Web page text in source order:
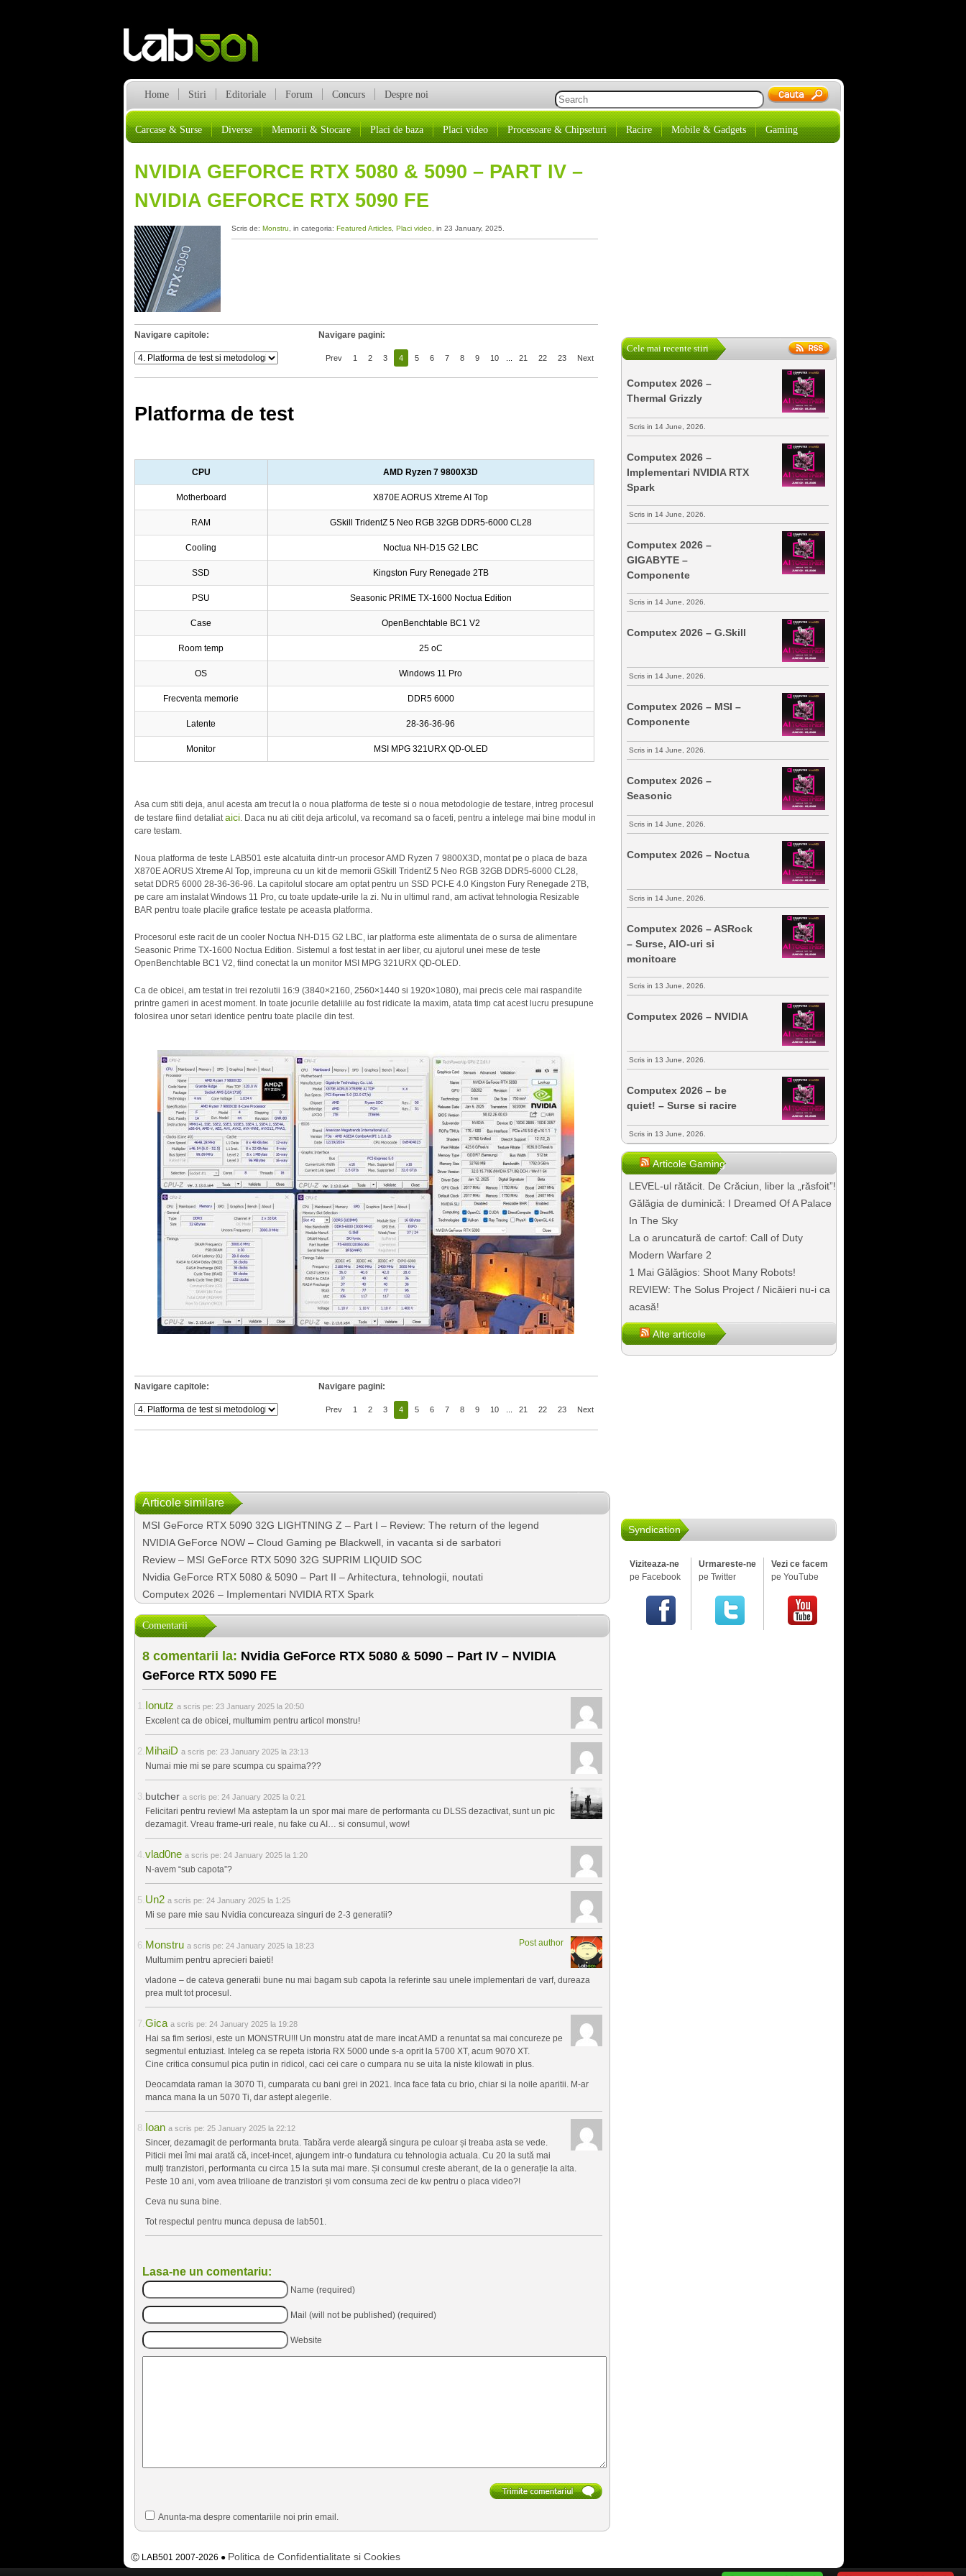
Home Stiri Editoriale Forum Concurs Despre noi
Carcase & Surse Diverse Memorii & Stocare Placi de baza Placi video Procesoare & Chipseturi Racire Mobile & Gadgets Gaming
NVIDIA GEFORCE RTX 5080 & 5090 – PART IV –
NVIDIA GEFORCE RTX 5090 FE
Scris de: Monstru , in categoria: Featured Articles, Placi video, in 23 January, 2025.
Navigare capitole: Navigare pagini:
Prev 1 2 3 4 5 6 7 8 9 10 21 22 23 Next
Platforma de test
CPU AMD Ryzen 7 9800X3D
Motherboard X870E AORUS Xtreme AI Top
RAM GSkill TridentZ 5 Neo RGB 32GB DDR5-6000 CL28
Cooling Noctua NH-D15 G2 LBC
SSD Kingston Fury Renegade 2TB
PSU Seasonic PRIME TX-1600 Noctua Edition
Case OpenBenchtable BC1 V2
Room temp 25 oC
OS Windows 11 Pro
Frecventa memorie DDR5 6000
Latente 28-36-36-96
Monitor MSI MPG 321URX QD-OLED
Asa cum stiti deja, anul acesta am trecut la o noua platforma de teste si o noua metodologie de testare, intreg procesul
de testare fiind detaliataici. Daca nu ati citit deja articolul, va recomand sa o faceti, pentru a intelege mai bine modul in
care testam.
Noua platforma de teste LAB501 este alcatuita dintr-un procesor AMD Ryzen 7 9800X3D, montat pe o placa de baza
X870E AORUS Xtreme AI Top, impreuna cu un kit de memorii GSkill TridentZ 5 Neo RGB 32GB DDR5-6000 CL28,
setat DDR5 6000 28-36-36-96. La capitolul stocare am optat pentru un SSD PCI-E 4.0 Kingston Fury Renegade 2TB,
pe care am instalat Windows 11 Pro, cu toate update-urile la zi. Nu in ultimul rand, am activat tehnologia Resizable
BAR pentru toate placile grafice testate pe aceasta platforma.
Procesorul este racit de un cooler Noctua NH-D15 G2 LBC, iar platforma este alimentata de o sursa de alimentare
Seasonic Prime TX-1600 Noctua Edition. Sistemul a fost testat in aer liber, cu ajutorul unei mese de teste
OpenBenchtable BC1 V2, fiind conectat la un monitor MSI MPG 321URX QD-OLED.
Ca de obicei, am testat in trei rezolutii 16:9 (3840×2160, 2560×1440 si 1920×1080), mai precis cele mai raspandite
printre gameri in acest moment. In toate jocurile detaliile au fost ridicate la maxim, atata timp cat acest lucru presupune
folosirea unor setari identice pentru toate placile din test.
Navigare capitole: Navigare pagini:
Prev 1 2 3 4 5 6 7 8 9 10 21 22 23 Next
Articole similare
MSI GeForce RTX 5090 32G LIGHTNING Z – Part I – Review: The return of the legend
NVIDIA GeForce NOW – Cloud Gaming pe Blackwell, in vacanta si de sarbatori
Review – MSI GeForce RTX 5090 32G SUPRIM LIQUID SOC
Nvidia GeForce RTX 5080 & 5090 – Part II – Arhitectura, tehnologii, noutati
Computex 2026 – Implementari NVIDIA RTX Spark
Comentarii
8 comentarii la: Nvidia GeForce RTX 5080 & 5090 – Part IV – NVIDIA
GeForce RTX 5090 FE
Ionutz a scris pe: 23 January 2025 la 20:50
Excelent ca de obicei, multumim pentru articol monstru!
MihaiD a scris pe: 23 January 2025 la 23:13
Numai mie mi se pare scumpa cu spaima???
butcher a scris pe: 24 January 2025 la 0:21
Felicitari pentru review! Ma asteptam la un spor mai mare de performanta cu DLSS dezactivat, sunt un pic
dezamagit. Vreau frame-uri reale, nu fake cu AI… si consumul, wow!
vlad0ne a scris pe: 24 January 2025 la 1:20
N-avem “sub capota”?
Un2 a scris pe: 24 January 2025 la 1:25
Mi se pare mie sau Nvidia concureaza singuri de 2-3 generatii?
Monstru Post author
a scris pe: 24 January 2025 la 18:23
Multumim pentru aprecieri baieti!
vladone – de cateva generatii bune nu mai bagam sub capota la referinte sau unele implementari de varf, dureaza
prea mult tot procesul.
Gica a scris pe: 24 January 2025 la 19:28
Hai sa fim seriosi, este un MONSTRU!!! Un monstru atat de mare incat AMD a renuntat sa mai concureze pe
segmentul entuziast. Inteleg ca se repeta istoria RX 5000 unde s-a oprit la 5700 XT, acum 9070 XT.
Cine critica consumul pica putin in ridicol, caci cei care o cumpara nu se uita la niste kilowati in plus.
Deocamdata raman la 3070 Ti, cumparata cu bani grei in 2021. Inca face fata cu brio, chiar si la noile aparitii. M-ar
manca mana la un 5070 Ti, dar astept alegerile.
Ioan a scris pe: 25 January 2025 la 22:12
Sincer, dezamagit de performanta bruta. Tabăra verde aleargă singura pe culoar și treaba asta se vede.
Piticii mei îmi mai arată că, incet-incet, ajungem intr-o fundatura cu tehnologia actuala. Cu 20 la sută mai
mulți tranzistori, performanta cu circa 15 la suta mai mare. Și consumul creste aberant, de la o generație la alta.
Peste 10 ani, vom avea trilioane de tranzistori și vom consuma zeci de kw pentru o placa video?!
Ceva nu suna bine.
Tot respectul pentru munca depusa de lab501.
Lasa-ne un comentariu:
Name (required)
Mail (will not be published) (required)
Website
Anunta-ma despre comentariile noi prin email.
Cele mai recente stiri
Computex 2026 –
Thermal Grizzly
Scris in 14 June, 2026.
Computex 2026 –
Implementari NVIDIA RTX
Spark
Scris in 14 June, 2026.
Computex 2026 –
GIGABYTE –
Componente
Scris in 14 June, 2026.
Computex 2026 – G.Skill
Scris in 14 June, 2026.
Computex 2026 – MSI –
Componente
Scris in 14 June, 2026.
Computex 2026 –
Seasonic
Scris in 14 June, 2026.
Computex 2026 – Noctua
Scris in 14 June, 2026.
Computex 2026 – ASRock
– Surse, AIO-uri si
monitoare
Scris in 13 June, 2026.
Computex 2026 – NVIDIA
Scris in 13 June, 2026.
Computex 2026 – be
quiet! – Surse si racire
Scris in 13 June, 2026.
Articole Gaming
LEVEL-ul rătăcit. De Crăciun, liber la „răsfoit”!
Gălăgia de duminică: I Dreamed Of A Palace
In The Sky
La o aruncatură de cartof: Call of Duty
Modern Warfare 2
1 Mai Gălăgios: Shoot Many Robots!
REVIEW: The Solus Project / Nicăieri nu-i ca
acasă!
Alte articole
Syndication
Viziteaza-ne
pe Facebook
Urmareste-ne
pe Twitter
Vezi ce facem
pe YouTube
Ⓒ LAB501 2007-2026 ● Politica de Confidentialitate si Cookies